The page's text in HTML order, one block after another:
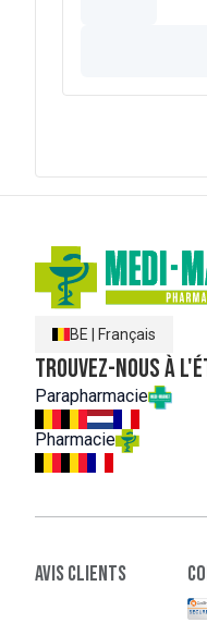
BE Français
Trouvez-nous à
Parapharmacie
Pharmacie
Avis clients